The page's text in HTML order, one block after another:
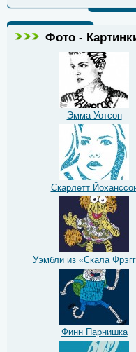
Фото -
Эмма Уотсон
Скарлетт
Уэмбли из «Скала
Финн Парнишка